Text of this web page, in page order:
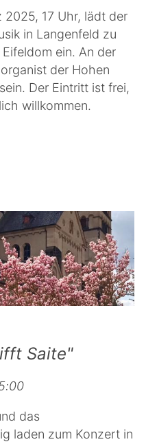
17 Uhr, lädt der
in Langenfeld zu
ein. An der
der Hohen
Der Eintritt ist frei,
willkommen.
Saite"
das
laden zum Konzert in